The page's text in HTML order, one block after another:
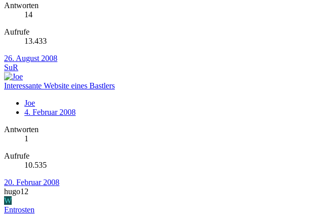
Antworten
14
Aufrufe
13.433
26. August 2008
SuR
Interessante Website eines Bastlers
Joe
4. Februar 2008
Antworten
1
Aufrufe
10.535
20. Februar 2008
hugo12
W
Entrosten